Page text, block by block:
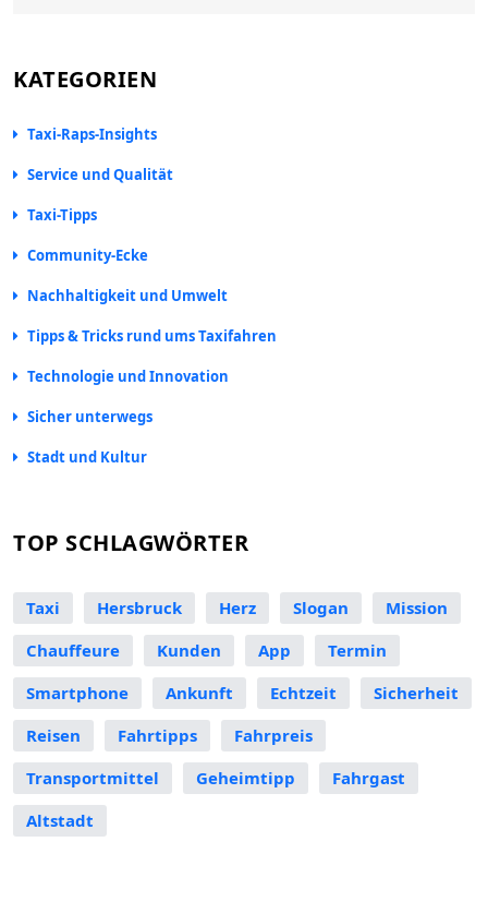
KATEGORIEN
Taxi-Raps-Insights
Service und Qualität
Taxi-Tipps
Community-Ecke
Nachhaltigkeit und Umwelt
Tipps & Tricks rund ums Taxifahren
Technologie und Innovation
Sicher unterwegs
Stadt und Kultur
TOP SCHLAGWÖRTER
Taxi Hersbruck Herz Slogan
Mission
Chauffeure
Kunden App
Termin
Smartphone
Ankunft Echtzeit
Sicherheit
Reisen
Fahrtipps
Fahrpreis
Transportmittel
Geheimtipp
Fahrgast
Altstadt